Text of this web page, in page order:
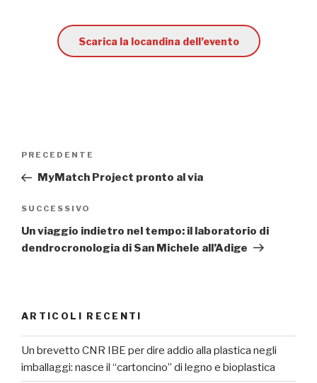
Scarica la locandina dell’evento
Navigazione
Articolo
precedente:
PRECEDENTE
MyMatch Project pronto al via
Articolo
successivo
SUCCESSIVO
Un viaggio indietro nel tempo: il laboratorio di
dendrocronologia di San Michele all’Adige
ARTICOLI RECENTI
Un brevetto CNR IBE per dire addio alla plastica negli
imballaggi: nasce il “cartoncino” di legno e bioplastica